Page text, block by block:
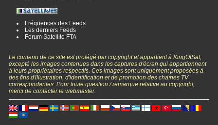
Fréquences des Feeds
Les derniers Feeds
Forum Satellite FTA
Le contenu de ce site est protégé par copyright et appartient à KingOfSat,
excepté les images contenues dans les captures d'écran qui appartiennent
à leurs propriétaires respectifs. Ces images sont uniquement proposées à
des fins d'illustration, d'identification et de promotion des chaînes TV
correspondantes. Pour toute question / remarque relative au copyright,
merci de contacter le webmaster.